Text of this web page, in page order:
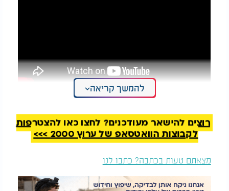
להמשך קריאה
רוצים להישאר מעודכנים? לחצו כאן להצטרפות
לקבוצות הוואטסאפ של ערוץ 2000 >>>
מצאתם טעות בכתבה? כתבו לנו